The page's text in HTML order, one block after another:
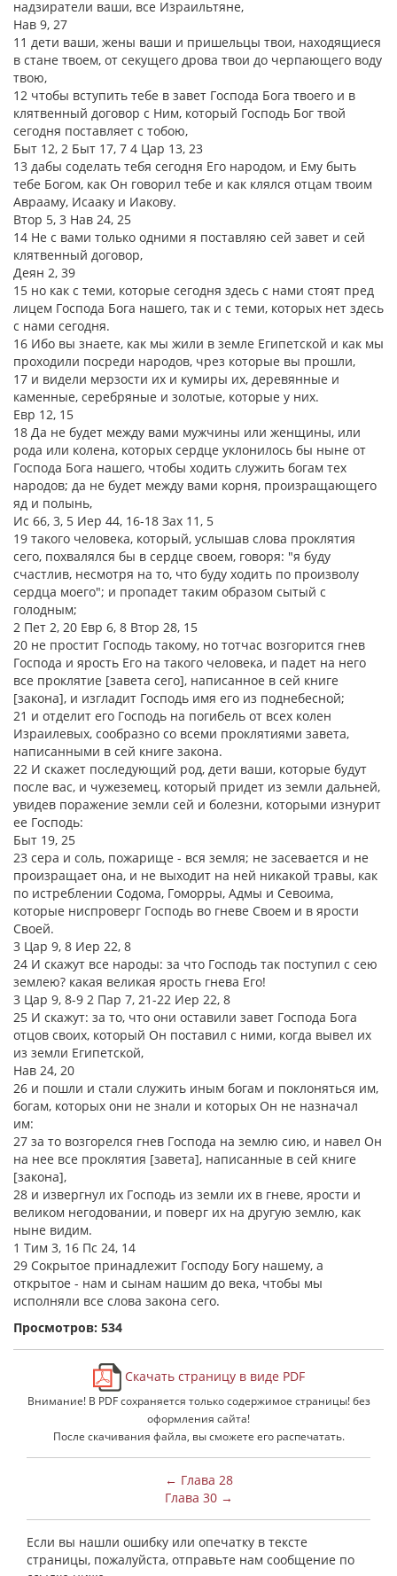
надзиратели ваши, все Израильтяне,
Нав 9, 27
11 дети ваши, жены ваши и пришельцы твои, находящиеся
в стане твоем, от секущего дрова твои до черпающего воду
твою,
12 чтобы вступить тебе в завет Господа Бога твоего и в
клятвенный договор с Ним, который Господь Бог твой
сегодня поставляет с тобою,
Быт 12, 2 Быт 17, 7 4 Цар 13, 23
13 дабы соделать тебя сегодня Его народом, и Ему быть
тебе Богом, как Он говорил тебе и как клялся отцам твоим
Аврааму, Исааку и Иакову.
Втор 5, 3 Нав 24, 25
14 Не с вами только одними я поставляю сей завет и сей
клятвенный договор,
Деян 2, 39
15 но как с теми, которые сегодня здесь с нами стоят пред
лицем Господа Бога нашего, так и с теми, которых нет здесь
с нами сегодня.
16 Ибо вы знаете, как мы жили в земле Египетской и как мы
проходили посреди народов, чрез которые вы прошли,
17 и видели мерзости их и кумиры их, деревянные и
каменные, серебряные и золотые, которые у них.
Евр 12, 15
18 Да не будет между вами мужчины или женщины, или
рода или колена, которых сердце уклонилось бы ныне от
Господа Бога нашего, чтобы ходить служить богам тех
народов; да не будет между вами корня, произращающего
яд и полынь,
Ис 66, 3, 5 Иер 44, 16-18 Зах 11, 5
19 такого человека, который, услышав слова проклятия
сего, похвалялся бы в сердце своем, говоря: "я буду
счастлив, несмотря на то, что буду ходить по произволу
сердца моего"; и пропадет таким образом сытый с
голодным;
2 Пет 2, 20 Евр 6, 8 Втор 28, 15
20 не простит Господь такому, но тотчас возгорится гнев
Господа и ярость Его на такого человека, и падет на него
все проклятие [завета сего], написанное в сей книге
[закона], и изгладит Господь имя его из поднебесной;
21 и отделит его Господь на погибель от всех колен
Израилевых, сообразно со всеми проклятиями завета,
написанными в сей книге закона.
22 И скажет последующий род, дети ваши, которые будут
после вас, и чужеземец, который придет из земли дальней,
увидев поражение земли сей и болезни, которыми изнурит
ее Господь:
Быт 19, 25
23 сера и соль, пожарище - вся земля; не засевается и не
произращает она, и не выходит на ней никакой травы, как
по истреблении Содома, Гоморры, Адмы и Севоима,
которые ниспроверг Господь во гневе Своем и в ярости
Своей.
3 Цар 9, 8 Иер 22, 8
24 И скажут все народы: за что Господь так поступил с сею
землею? какая великая ярость гнева Его!
3 Цар 9, 8-9 2 Пар 7, 21-22 Иер 22, 8
25 И скажут: за то, что они оставили завет Господа Бога
отцов своих, который Он поставил с ними, когда вывел их
из земли Египетской,
Нав 24, 20
26 и пошли и стали служить иным богам и поклоняться им,
богам, которых они не знали и которых Он не назначал
им:
27 за то возгорелся гнев Господа на землю сию, и навел Он
на нее все проклятия [завета], написанные в сей книге
[закона],
28 и извергнул их Господь из земли их в гневе, ярости и
великом негодовании, и поверг их на другую землю, как
ныне видим.
1 Тим 3, 16 Пс 24, 14
29 Сокрытое принадлежит Господу Богу нашему, а
открытое - нам и сынам нашим до века, чтобы мы
исполняли все слова закона сего.
Просмотров: 534
Скачать страницу в виде PDF
Внимание! В PDF сохраняется только содержимое страницы! без
оформления сайта!
После скачивания файла, вы сможете его распечатать.
← Глава 28
Глава 30 →
Если вы нашли ошибку или опечатку в тексте
страницы, пожалуйста, отправьте нам сообщение по